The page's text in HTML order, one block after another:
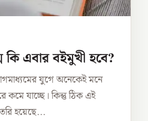
কি এবার বইমুখী হবে?
যুগে অনেকেই মনে
কমে যাচ্ছে। কিন্তু ঠিক এই
হয়েছে...